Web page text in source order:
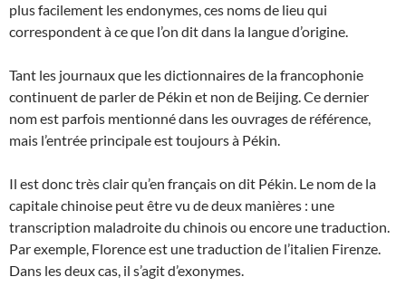
plus facilement les endonymes, ces noms de lieu qui
correspondent à ce que l’on dit dans la langue d’origine.
Tant les journaux que les dictionnaires de la francophonie
continuent de parler de Pékin et non de Beijing. Ce dernier
nom est parfois mentionné dans les ouvrages de référence,
mais l’entrée principale est toujours à Pékin.
Il est donc très clair qu’en français on dit Pékin. Le nom de la
capitale chinoise peut être vu de deux manières : une
transcription maladroite du chinois ou encore une traduction.
Par exemple, Florence est une traduction de l’italien Firenze.
Dans les deux cas, il s’agit d’exonymes.